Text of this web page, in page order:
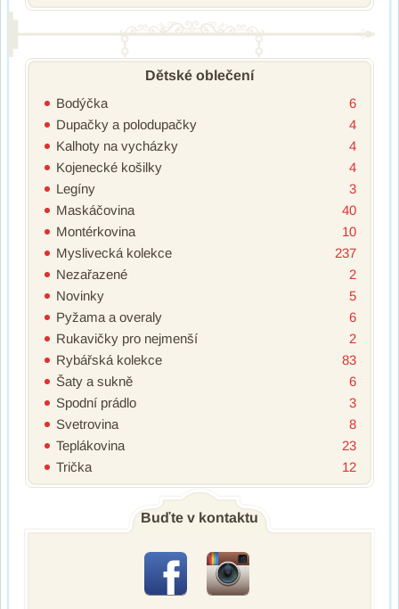
Dětské oblečení
Bodýčka
6
Dupačky a polodupačky
4
Kalhoty na vycházky
4
Kojenecké košilky
4
Legíny
3
Maskáčovina
40
Montérkovina
10
Myslivecká kolekce
237
Nezařazené
2
Novinky
5
Pyžama a overaly
6
Rukavičky pro nejmenší
2
Rybářská kolekce
83
Šaty a sukně
6
Spodní prádlo
3
Svetrovina
8
Teplákovina
23
Trička
12
Buďte v kontaktu